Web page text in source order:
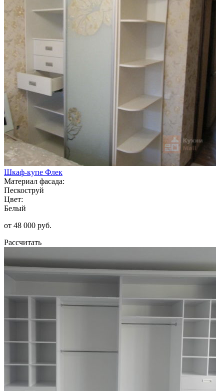
Шкаф-купе Флек
Материал фасада:
Пескоструй
Цвет:
Белый
от 48 000 руб.
Рассчитать